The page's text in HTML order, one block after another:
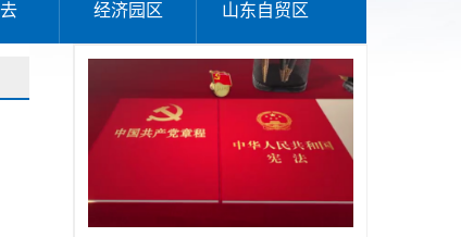
经济园区 山东自贸区